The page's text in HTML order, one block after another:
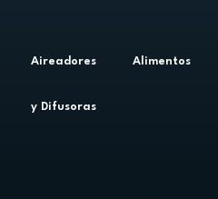
Aireadores
y Difusoras
Alimentos